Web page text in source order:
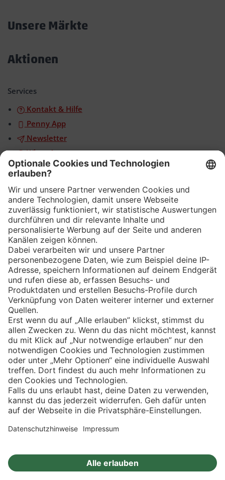
Unsere Märkte
Aktionen
Services
Kontakt & Hilfe
Penny App
Newsletter
WhatsApp
App
Eishockey
Impressum
Privatsphäre-Einstellungen